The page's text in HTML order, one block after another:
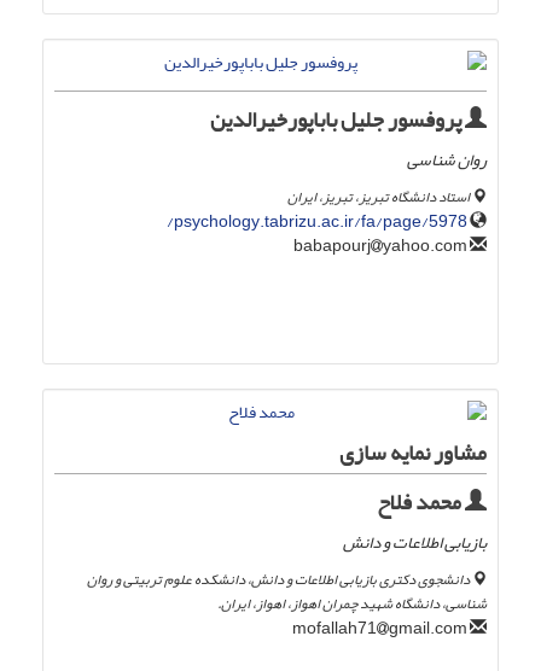
پروفسور جلیل باباپورخیرالدین
روان شناسی
استاد دانشگاه تبریز، تبریز، ایران
psychology.tabrizu.ac.ir/fa/page/5978/
yahoo.com
مشاور نمایه سازی
محمد فلاح
بازیابی اطلاعات و دانش
دانشجوی دکتری بازیابی اطلاعات و دانش، دانشکده علوم تربیتی و روان
شناسی، دانشگاه شهید چمران اهواز، اهواز، ایران.
gmail.com